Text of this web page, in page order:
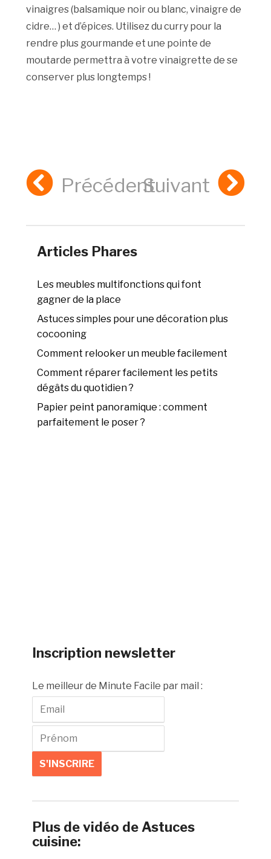
vinaigres (balsamique noir ou blanc, vinaigre de
cidre… ) et d’épices. Utilisez du curry pour la
rendre plus gourmande et une pointe de
moutarde permettra à votre vinaigrette de se
conserver plus longtemps !
PrécédentSuivant
Articles Phares
Les meubles multifonctions qui font
gagner de la place
Astuces simples pour une décoration plus
cocooning
Comment relooker un meuble facilement
Comment réparer facilement les petits
dégâts du quotidien ?
Papier peint panoramique : comment
parfaitement le poser ?
Inscription newsletter
Le meilleur de Minute Facile par mail :
Plus de vidéo de Astuces
cuisine: